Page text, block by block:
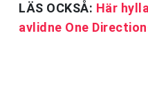
LÄS OCKSÅ: Här
avlidne One